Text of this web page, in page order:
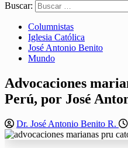
Buscar:
Columnistas
Iglesia Católica
José Antonio Benito
Mundo
Advocaciones
Perú, por José
Dr. José Antonio Benito R.